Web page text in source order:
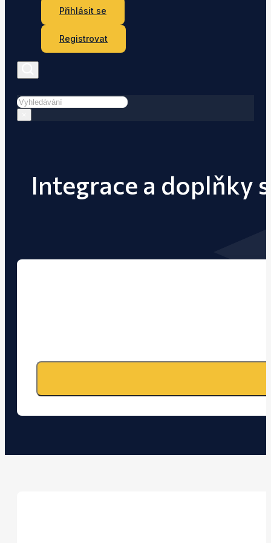
Přihlásit se
Registrovat
Hledat
Integrace a doplňky